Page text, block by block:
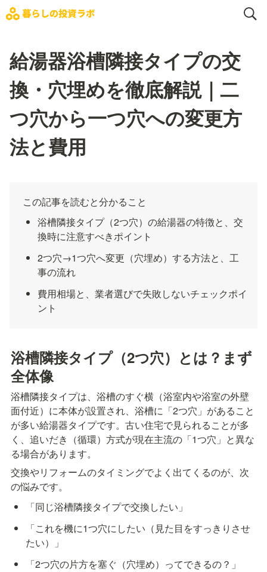
給湯器浴槽隣接タイプの交
換・穴埋めを徹底解説｜二
つ穴から一つ穴への変更方
法と費用
この記事を読むと分かること
浴槽隣接タイプ（2つ穴）の給湯器の特徴と、交
換時に注意すべきポイント
2つ穴→1つ穴へ変更（穴埋め）する方法と、工
事の流れ
費用相場と、業者選びで失敗しないチェックポイ
ント
浴槽隣接タイプ（2つ穴）とは？まず
全体像
浴槽隣接タイプは、浴槽のすぐ横（浴室内や浴室の外壁
面付近）に本体が設置され、浴槽に「2つ穴」があること
が多い給湯器タイプです。古い住宅で見られることが多
く、追いだき（循環）方式が現在主流の「1つ穴」と異な
る場合があります。
交換やリフォームのタイミングでよく出てくるのが、次
の悩みです。
「同じ浴槽隣接タイプで交換したい」
「これを機に1つ穴にしたい（見た目をすっきりさせ
たい）」
「2つ穴の片方を塞ぐ（穴埋め）ってできるの？」